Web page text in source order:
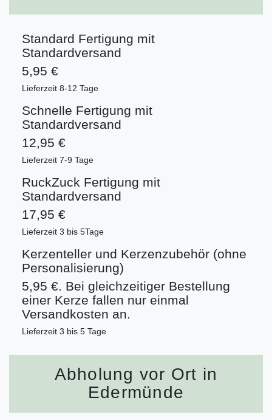
Standard Fertigung mit
Standardversand
5,95 €
Lieferzeit 8-12 Tage
Schnelle Fertigung mit
Standardversand
12,95 €
Lieferzeit 7-9 Tage
RuckZuck Fertigung mit
Standardversand
17,95 €
Lieferzeit 3 bis 5Tage
Kerzenteller und Kerzenzubehör (ohne
Personalisierung)
5,95 €. Bei gleichzeitiger Bestellung
einer Kerze fallen nur einmal
Versandkosten an.
Lieferzeit 3 bis 5 Tage
Abholung vor Ort in
Edermünde